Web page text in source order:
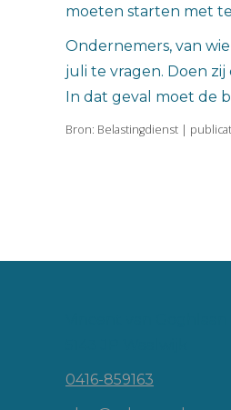
moeten starten met
Ondernemers, van
juli te vragen. Doen
In dat geval moet de
Bron: Belastingdienst |
0416-859163